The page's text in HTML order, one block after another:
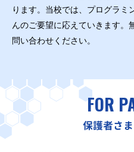
ります。当校では、プログラミ
んのご要望に応えていきます。
問い合わせください。
FOR
保護者さ